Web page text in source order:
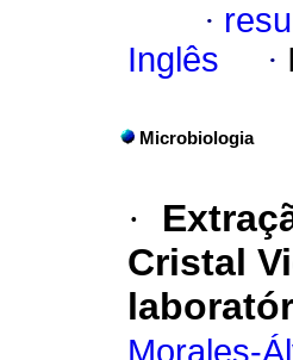
·
Inglês
·
Microbiologia
·
Cristal
Morales-